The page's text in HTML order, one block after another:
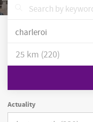
Actuality